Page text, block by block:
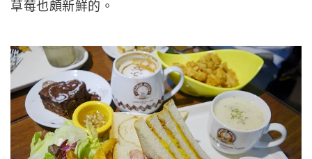
草莓也頗新鮮的。